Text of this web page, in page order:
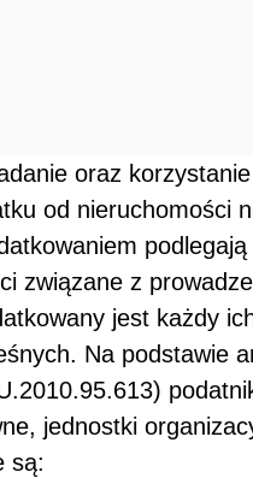
oraz
od nieruchomości
związane z
jest każdy
Na podstawie
jednostki
są: